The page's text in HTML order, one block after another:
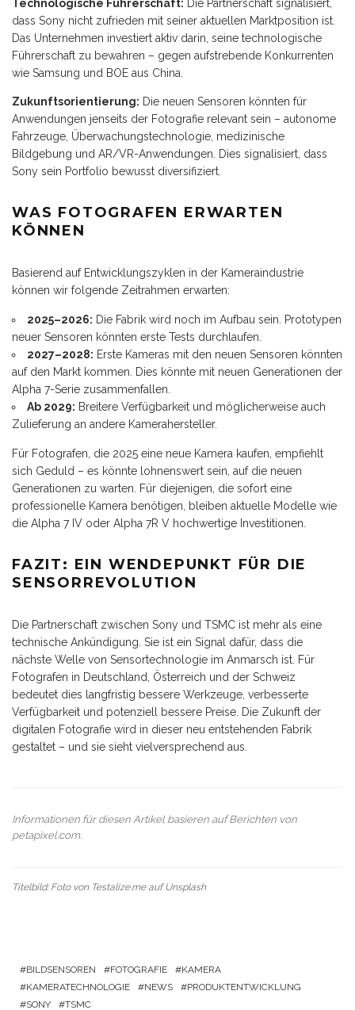
Technologische Führerschaft: Die Partnerschaft signalisiert,
dass Sony nicht zufrieden mit seiner aktuellen Marktposition ist.
Das Unternehmen investiert aktiv darin, seine technologische
Führerschaft zu bewahren – gegen aufstrebende Konkurrenten
wie Samsung und BOE aus China.
Zukunftsorientierung: Die neuen Sensoren könnten für
Anwendungen jenseits der Fotografie relevant sein – autonome
Fahrzeuge, Überwachungstechnologie, medizinische
Bildgebung und AR/VR-Anwendungen. Dies signalisiert, dass
Sony sein Portfolio bewusst diversifiziert.
WAS FOTOGRAFEN ERWARTEN
KÖNNEN
Basierend auf Entwicklungszyklen in der Kameraindustrie
können wir folgende Zeitrahmen erwarten:
2025–2026: Die Fabrik wird noch im Aufbau sein. Prototypen
neuer Sensoren könnten erste Tests durchlaufen.
2027–2028: Erste Kameras mit den neuen Sensoren könnten
auf den Markt kommen. Dies könnte mit neuen Generationen der
Alpha 7-Serie zusammenfallen.
Ab 2029: Breitere Verfügbarkeit und möglicherweise auch
Zulieferung an andere Kamerahersteller.
Für Fotografen, die 2025 eine neue Kamera kaufen, empfiehlt
sich Geduld – es könnte lohnenswert sein, auf die neuen
Generationen zu warten. Für diejenigen, die sofort eine
professionelle Kamera benötigen, bleiben aktuelle Modelle wie
die Alpha 7 IV oder Alpha 7R V hochwertige Investitionen.
FAZIT: EIN WENDEPUNKT FÜR DIE
SENSORREVOLUTION
Die Partnerschaft zwischen Sony und TSMC ist mehr als eine
technische Ankündigung. Sie ist ein Signal dafür, dass die
nächste Welle von Sensortechnologie im Anmarsch ist. Für
Fotografen in Deutschland, Österreich und der Schweiz
bedeutet dies langfristig bessere Werkzeuge, verbesserte
Verfügbarkeit und potenziell bessere Preise. Die Zukunft der
digitalen Fotografie wird in dieser neu entstehenden Fabrik
gestaltet – und sie sieht vielversprechend aus.
Informationen für diesen Artikel basieren auf Berichten von
petapixel.com.
Titelbild: Foto von Testalize.meaufUnsplash
BILDSENSOREN FOTOGRAFIE
KAMERA
KAMERATECHNOLOGIE
NEWS
PRODUKTENTWICKLUNG
SONY
TSMC